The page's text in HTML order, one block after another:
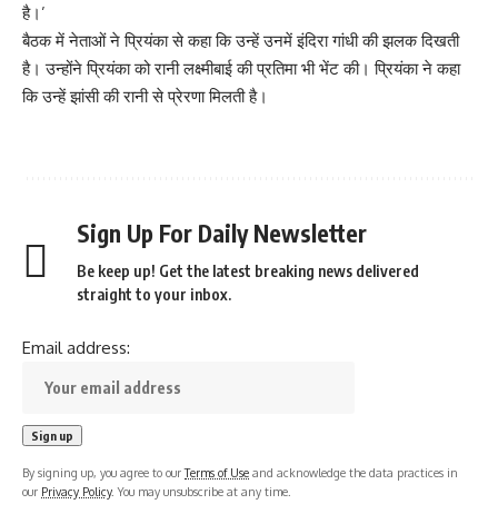
है।’
बैठक में नेताओं ने प्रियंका से कहा कि उन्हें उनमें इंदिरा गांधी की झलक दिखती
है। उन्होंने प्रियंका को रानी लक्ष्मीबाई की प्रतिमा भी भेंट की। प्रियंका ने कहा
कि उन्हें झांसी की रानी से प्रेरणा मिलती है।
Sign Up For Daily Newsletter
Be keep up! Get the latest breaking news delivered
straight to your inbox.
Email address:
By signing up, you agree to ourTerms of Use and acknowledge the data practices in
our Privacy Policy. You may unsubscribe at any time.